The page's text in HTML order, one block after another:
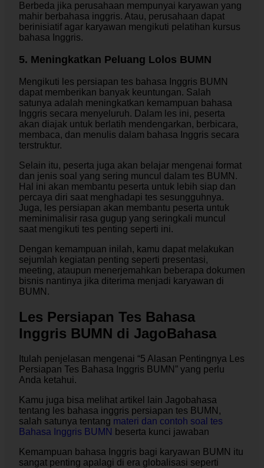
Berbeda jika perusahaan mempunyai karyawan yang
mahir berbahasa inggris. Atau, perusahaan dapat
berinisiatif agar karyawan mengikuti pelatihan kursus
bahasa Inggris.
5. Meningkatkan Peluang Lolos BUMN
Mengikuti les persiapan tes bahasa Inggris BUMN
dapat memberikan banyak keuntungan. Salah
satunya adalah meningkatkan kemampuan bahasa
Inggris secara menyeluruh. Dalam les ini, peserta
akan diajak untuk berlatih mendengarkan, berbicara,
membaca, dan menulis dalam bahasa Inggris secara
terstruktur.
Selain itu, peserta juga akan belajar mengenai format
dan jenis soal yang sering muncul dalam tes BUMN.
Hal ini akan membantu peserta untuk lebih siap dan
percaya diri saat menghadapi tes sesungguhnya.
Juga, les persiapan akan membantu peserta untuk
meminimalisir rasa gugup yang seringkali muncul
saat mengikuti tes penting seperti ini.
Dengan kemampuan inilah, kamu dapat melakukan
sejumlah kegiatan penting seperti presentasi,
meeting, ataupun menerjemahkan beberapa dokumen
bisnis nantinya jika diterima menjadi karyawan di
BUMN.
Les Persiapan Tes Bahasa
Inggris BUMN di JagoBahasa
Itulah penjelasan mengenai “5 Alasan Pentingnya Les
Persiapan Tes Bahasa Inggris BUMN ” yang perlu
Anda ketahui.
Kamu juga bisa melihat artikel lain Jagobahasa
tentang les bahasa inggris persiapan tes BUMN,
salah satunya tentang materi dan contoh soal tes
Bahasa Inggris BUMN beserta kunci jawaban
Kemampuan bahasa Inggris bagi karyawan BUMN itu
sangat penting apalagi di era globalisasi seperti